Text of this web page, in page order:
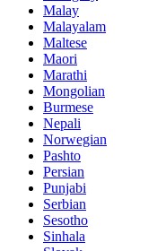
Malay
Malayalam
Maltese
Maori
Marathi
Mongolian
Burmese
Nepali
Norwegian
Pashto
Persian
Punjabi
Serbian
Sesotho
Sinhala